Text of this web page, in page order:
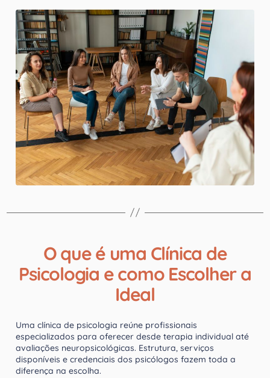
O que é uma Clínica de
Psicologia e como Escolher a
Ideal
Uma clínica de psicologia reúne profissionais
especializados para oferecer desde terapia individual até
avaliações neuropsicológicas. Estrutura, serviços
disponíveis e credenciais dos psicólogos fazem toda a
diferença na escolha.